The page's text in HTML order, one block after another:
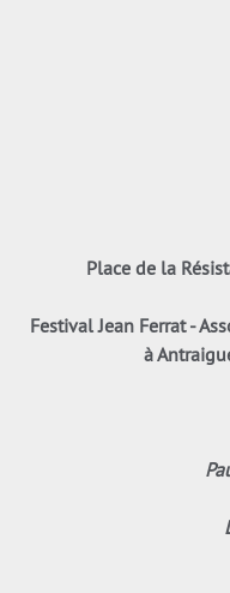
Place de la
Festival Jean Ferrat -
à